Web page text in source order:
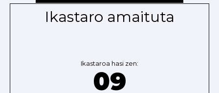
Ikastaro amaituta
Ikastaroa hasi zen:
09